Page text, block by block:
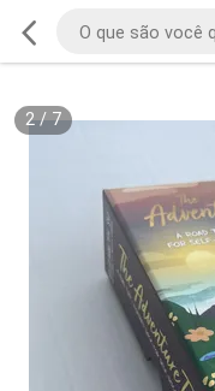
2/7